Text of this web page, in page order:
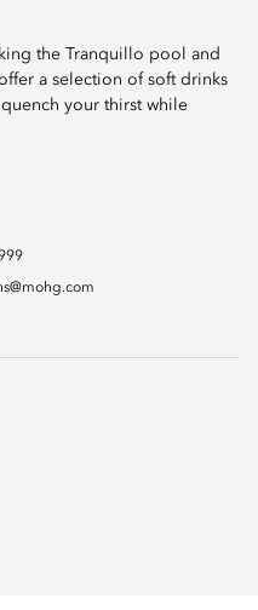
the Tranquillo pool and
a selection of soft drinks
your thirst while